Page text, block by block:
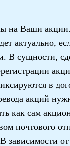
на Ваши
актуально,
В сущности,
в
акций
как сам
почтового
зависимости